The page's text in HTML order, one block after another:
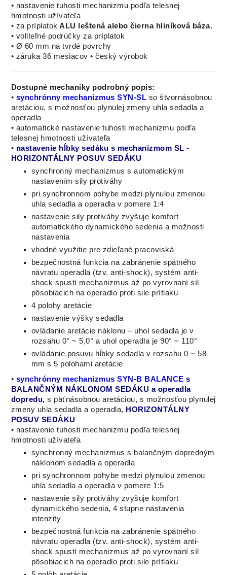
• nastavenie tuhosti mechanizmu podľa telesnej
hmotnosti užívateľa
• za príplatok ALU
leštená alebo čierna hliníková báza.
• voliteľné podrúčky za príplatok
• Ø 60 mm na tvrdé povrchy
• záruka 36 mesiacov • český výrobok
Dostupné mechaniky podrobný popis:
• synchrónny mechanizmus SYN-SL so štvornásobnou
aretáciou, s možnosťou plynulej zmeny uhla sedadla a
operadla
• automatické nastavenie tuhosti mechanizmu podľa
telesnej hmotnosti užívateľa
• nastavenie hĺbky sedáku s mechanizmom SL -
HORIZONTÁLNY POSUV SEDÁKU
synchronný mechanizmus s automatickým
nastavením sily protiváhy
pri synchronnom pohybe medzi plynulou zmenou
uhla sedadla a operadla v pomere 1:4
nastavenie sily protiváhy zvyšuje komfort
automatického dynamického sedenia a možnosti
nastavenia
vhodné využitie pre zdieľané pracoviská
bezpečnostná funkcia na zabránenie spätného
návratu operadla (tzv. anti-shock), systém anti-
shock spustí mechanizmus až po vyrovnaní síl
pôsobiacich na operadlo proti sile prítlaku
4 polohy aretácie
nastavenie výšky sedadla
ovládanie aretácie náklonu – uhol sedadla je v
rozsahu 0° ~ 5,0° a uhol operadla je 90° ~ 110°
ovládanie posuvu hĺbky sedadla v rozsahu 0 ~ 58
mm s 5 polohami aretácie
• synchrónny mechanizmus SYN-B BALANCEs
BALANČNÝM NÁKLONOM SEDÁKU a operadla
dopredu, s päťnásobnou aretáciou, s možnosťou plynulej
zmeny uhla sedadla a operadla, HORIZONTÁLNY
POSUV SEDÁKU
• nastavenie tuhosti mechanizmu podľa telesnej
hmotnosti užívateľa
synchronný mechanizmus s balančným dopredným
náklonom sedadla a operadla
pri synchronnom pohybe medzi plynulou zmenou
uhla sedadla a operadla v pomere 1:5
nastavenie sily protiváhy zvyšuje komfort
dynamického sedenia, 4 stupne nastavenia
intenzity
bezpečnostná funkcia na zabránenie spätného
návratu operadla (tzv. anti-shock), systém anti-
shock spustí mechanizmus až po vyrovnaní síl
pôsobiacich na operadlo proti sile prítlaku